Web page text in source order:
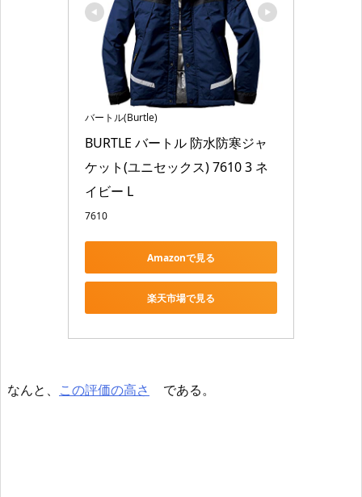
バートル(Burtle)
BURTLE バートル 防水防寒ジャ
ケット(ユニセックス) 7610 3 ネ
イビー L
7610
Amazonで見る
楽天市場で見る
なんと、 この評価の高さ である。